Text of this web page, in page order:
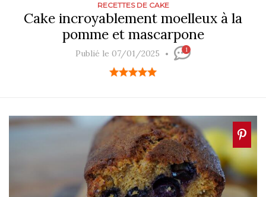
RECETTES DE CAKE
Cake incroyablement moelleux à la
pomme et mascarpone
Publié le 07/01/2025 1